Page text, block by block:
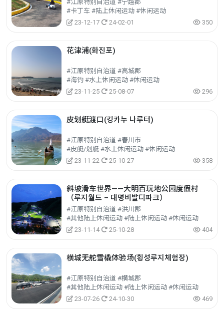
#江原特别自治道 #宁越郡
#卡丁车 #陆上休闲运动 #休闲运动
23-12-17
24-02-01 350
花津浦(화진포)
#江原特别自治道 #高城郡
#海钓 #水上休闲运动 #休闲运动
23-11-25
25-08-07 296
皮划艇渡口(킹카누 나루터)
#江原特别自治道 #春川市
#皮艇/划艇 #水上休闲运动 #休闲运动
23-11-22
25-10-27 358
斜坡滑车世界——大明百玩地公园度假村
（루지월드 – 대명비발디파크）
#江原特别自治道 #洪川郡
#其他陆上休闲运动 #陆上休闲运动 #休闲运动
23-11-14
25-10-28 404
横城无舵雪橇体验场(횡성루지체험장)
#江原特别自治道 #横城郡
#其他陆上休闲运动 #陆上休闲运动 #休闲运动
23-07-26
24-10-30 469